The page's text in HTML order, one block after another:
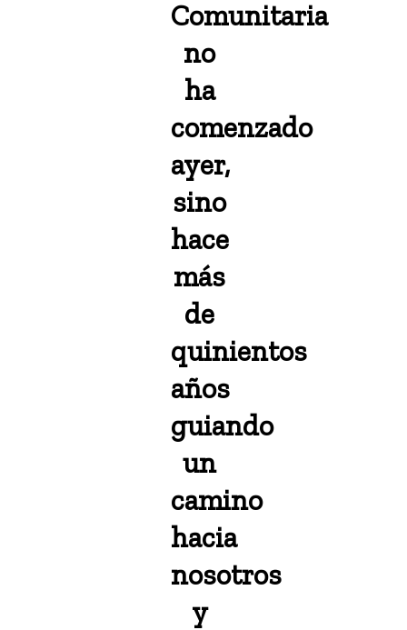
Comunitaria
no
ha
comenzado
ayer,
sino
hace
más
de
quinientos
años
guiando
un
camino
hacia
nosotros
y